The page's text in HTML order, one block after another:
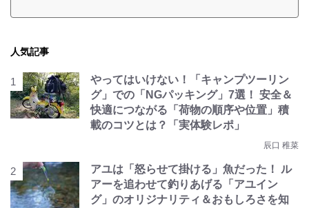
人気記事
やってはいけない！「キャンプツーリン
グ」での「NGパッキング」7選！ 安全＆
快適につながる「荷物の順序や位置」積
載のコツとは？「実体験レポ」
辰口 稚菜
アユは「怒らせて掛ける」魚だった！ ル
アーを追わせて釣りあげる「アユイン
グ」のオリジナリティ＆おもしろさを知